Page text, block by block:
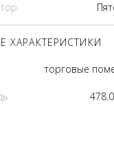
ХАРАКТЕРИСТИКИ
торговые